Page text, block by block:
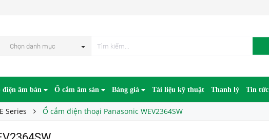
Chọn danh mục
điện âm bàn Ổ cắm âm sàn Bảng giá Tài liệu kỹ thuật Thanh lý Tin tức
Series Ổ cắm điện thoại Panasonic WEV2364SW